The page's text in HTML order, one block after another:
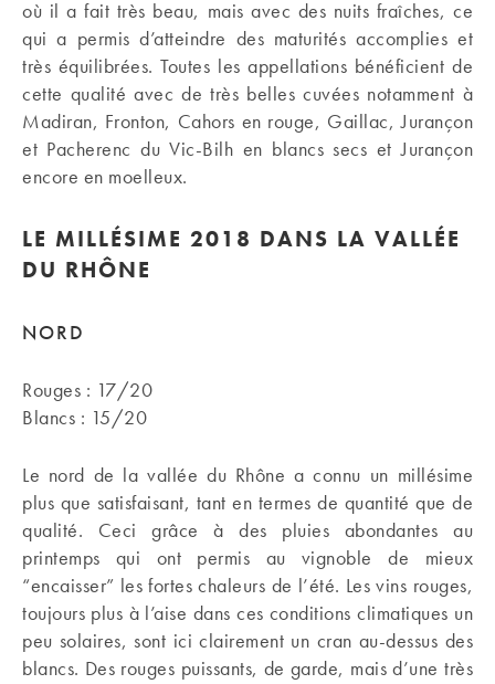
où il a fait très beau, mais avec des nuits fraîches, ce
qui a permis d’atteindre des maturités accomplies et
très équilibrées. Toutes les appellations bénéficient de
cette qualité avec de très belles cuvées notamment à
Madiran, Fronton, Cahors en rouge, Gaillac, Jurançon
et Pacherenc du Vic-Bilh en blancs secs et Jurançon
encore en moelleux.
LE MILLÉSIME 2018 DANS LA VALLÉE
DU RHÔNE
NORD
Rouges : 17/20
Blancs : 15/20
Le nord de la vallée du Rhône a connu un millésime
plus que satisfaisant, tant en termes de quantité que de
qualité. Ceci grâce à des pluies abondantes au
printemps qui ont permis au vignoble de mieux
“encaisser” les fortes chaleurs de l’été. Les vins rouges,
toujours plus à l’aise dans ces conditions climatiques un
peu solaires, sont ici clairement un cran au-dessus des
blancs. Des rouges puissants, de garde, mais d’une très